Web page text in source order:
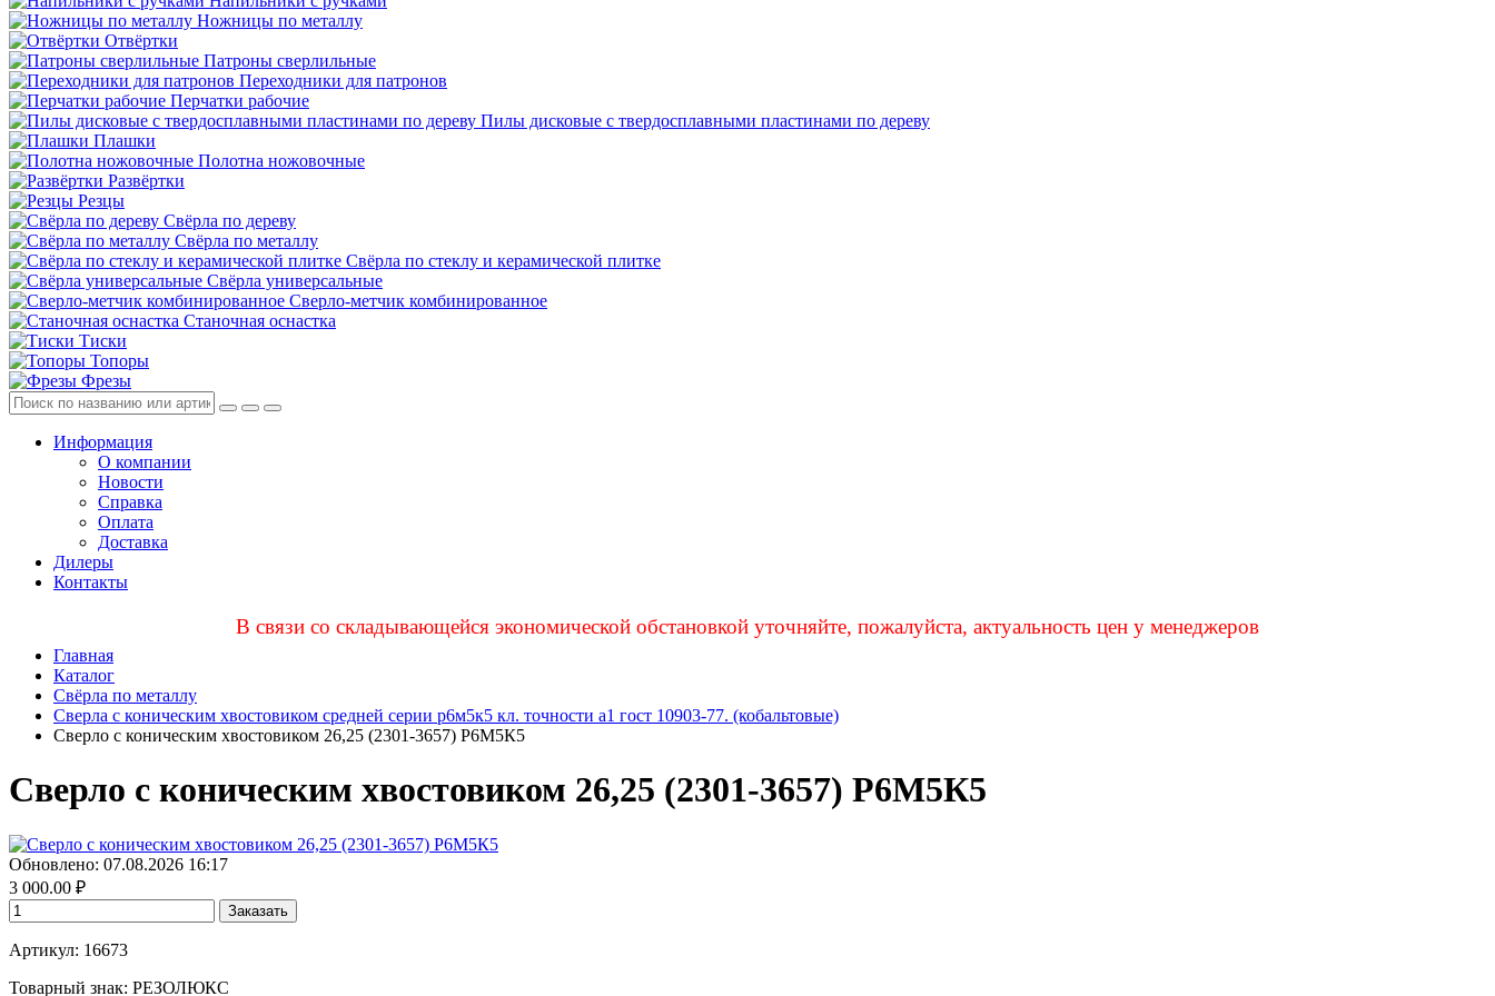
Ножницы по металлу
Отвёртки
Патроны сверлильные
Переходники для патронов
Перчатки рабочие
Пилы дисковые с твердосплавными пластинами по дереву
Плашки
Полотна ножовочные
Развёртки
Резцы
Свёрла по дереву
Свёрла по металлу
Свёрла по стеклу и керамической плитке
Свёрла универсальные
Сверло-метчик комбинированное
Станочная оснастка
Тиски
Топоры
Фрезы
Информация
О компании
Новости
Справка
Оплата
Доставка
Дилеры
Контакты
В связи со складывающейся экономической обстановкой уточняйте, пожалуйста, актуальность цен у менеджеров
Главная
Каталог
Свёрла по металлу
Сверла с коническим хвостовиком средней серии р6м5к5 кл. точности а1 гост 10903-77. (кобальтовые)
Сверло с коническим хвостовиком 26,25 (2301-3657) Р6М5К5
Сверло с коническим хвостовиком 26,25 (2301-3657) Р6М5К5
Обновлено: 07.08.2026 16:17
3 000.00 ₽
Заказать
Артикул: 16673
Товарный знак: РЕЗОЛЮКС